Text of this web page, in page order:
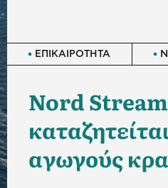
ΕΠΙΚΑΙΡΟΤΗΤΑ
Nord
αγωγούς